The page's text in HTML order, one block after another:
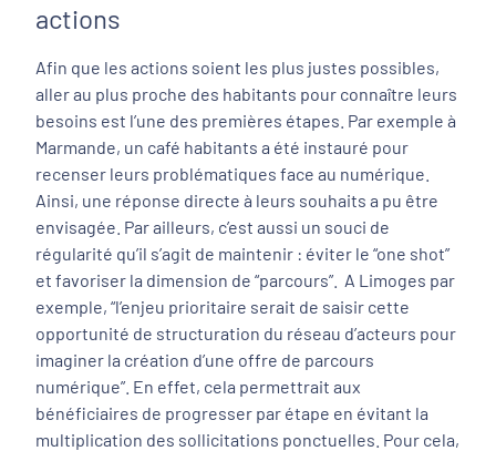
actions
Afin que les actions soient les plus justes possibles,
aller au plus proche des habitants pour connaître leurs
besoins est l’une des premières étapes. Par exemple à
Marmande, un café habitants a été instauré pour
recenser leurs problématiques face au numérique.
Ainsi, une réponse directe à leurs souhaits a pu être
envisagée. Par ailleurs, c’est aussi un souci de
régularité qu’il s’agit de maintenir : éviter le “one shot”
et favoriser la dimension de “parcours”. A Limoges par
exemple, “l’enjeu prioritaire serait de saisir cette
opportunité de structuration du réseau d’acteurs pour
imaginer la création d’une offre de parcours
numérique” . En effet, cela permettrait aux
bénéficiaires de progresser par étape en évitant la
multiplication des sollicitations ponctuelles. Pour cela,